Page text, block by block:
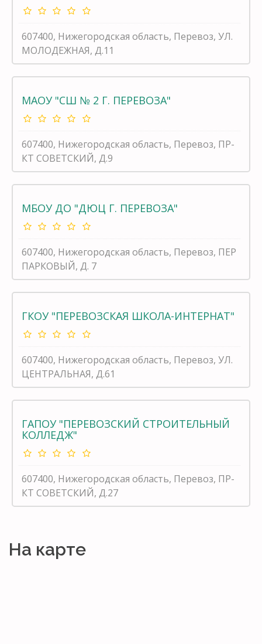
607400, Нижегородская область, Перевоз, УЛ.
МОЛОДЕЖНАЯ, Д.11
МАОУ "СШ № 2 Г. ПЕРЕВОЗА"
607400, Нижегородская область, Перевоз, ПР-
КТ СОВЕТСКИЙ, Д.9
МБОУ ДО "ДЮЦ Г. ПЕРЕВОЗА"
607400, Нижегородская область, Перевоз, ПЕР
ПАРКОВЫЙ, Д. 7
ГКОУ "ПЕРЕВОЗСКАЯ ШКОЛА-ИНТЕРНАТ"
607400, Нижегородская область, Перевоз, УЛ.
ЦЕНТРАЛЬНАЯ, Д.61
ГАПОУ "ПЕРЕВОЗСКИЙ СТРОИТЕЛЬНЫЙ
КОЛЛЕДЖ"
607400, Нижегородская область, Перевоз, ПР-
КТ СОВЕТСКИЙ, Д.27
На карте